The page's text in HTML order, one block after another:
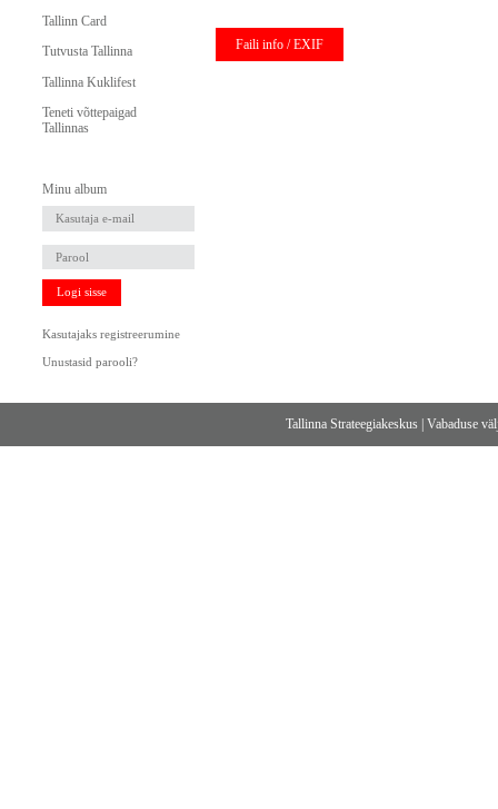
Tallinn Card
Tutvusta Tallinna
Tallinna Kuklifest
Teneti võttepaigad
Tallinnas
Minu album
Logi sisse
Kasutajaks registreerumine
Unustasid parooli?
Faili info / EXIF
Tallinna Strateegiakeskus |Vabaduse